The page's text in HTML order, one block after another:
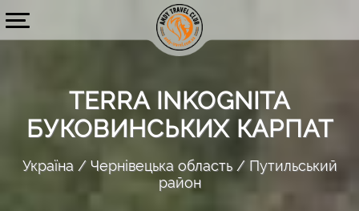
TERRA INKOGNITA
БУКОВИНСЬКИХ КАРПАТ
Україна Чернівецька область
Путильський
район